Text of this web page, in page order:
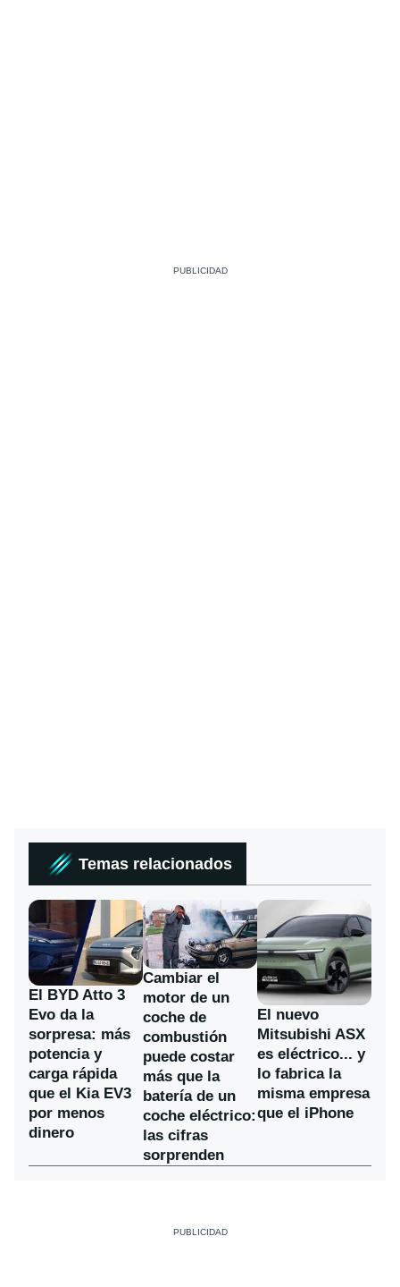
Temas relacionados
El BYD Atto 3
Evo da la
sorpresa: más
potencia y
carga rápida
que el Kia EV3
por menos
dinero
Cambiar el
motor de un
coche de
combustión
puede costar
más que la
batería de un
coche eléctrico:
las cifras
sorprenden
El nuevo
Mitsubishi ASX
es eléctrico... y
lo fabrica la
misma empresa
que el iPhone